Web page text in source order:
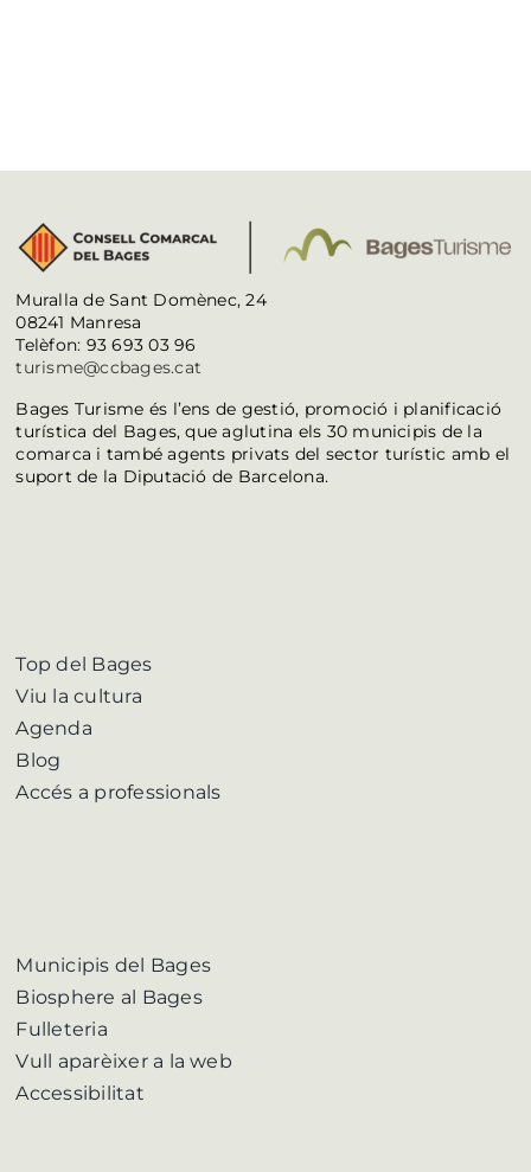
Muralla de Sant Domènec, 24
08241 Manresa
Telèfon: 93 693 03 96
turisme@ccbages.cat
Bages Turisme és l’ens de gestió, promoció i planificació
turística del Bages, que aglutina els 30 municipis de la
comarca i també agents privats del sector turístic amb el
suport de la Diputació de Barcelona.
Top del Bages
Viu la cultura
Agenda
Blog
Accés a professionals
Municipis del Bages
Biosphere al Bages
Fulleteria
Vull aparèixer a la web
Accessibilitat